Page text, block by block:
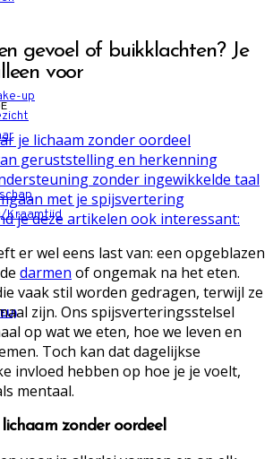
up
Kraamtijd
gevoel of buikklachten? Je
voor
je lichaam zonder oordeel
geruststelling en herkenning
zonder ingewikkelde taal
met je spijsvertering
je deze artikelen ook interessant:
er wel eens last van: een opgeblazen
darmen of ongemak na het eten.
vaak stil worden gedragen, terwijl ze
zijn. Ons spijsverteringsstelsel
op wat we eten, hoe we leven en
Toch kan dat dagelijkse
invloed hebben op hoe je je voelt,
mentaal.
zonder oordeel